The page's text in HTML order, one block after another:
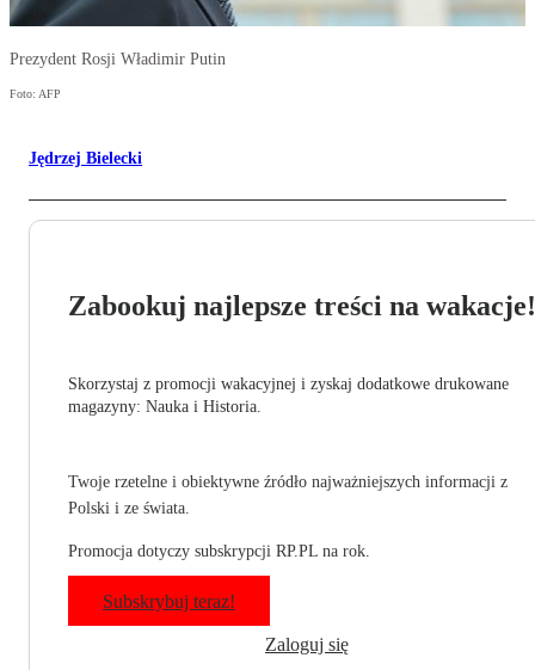
Prezydent Rosji Władimir Putin
Foto: AFP
Jędrzej Bielecki
Zabookuj najlepsze treści na wakacje!
Skorzystaj z promocji wakacyjnej i zyskaj dodatkowe drukowane
magazyny: Nauka i Historia.
Twoje rzetelne i obiektywne źródło najważniejszych informacji z
Polski i ze świata.
Promocja dotyczy subskrypcji RP.PL na rok.
Subskrybuj teraz!
Zaloguj się